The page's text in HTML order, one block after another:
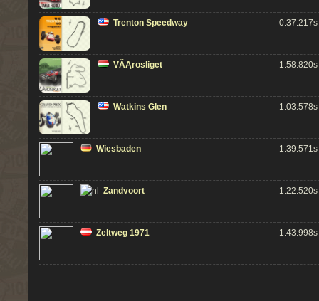
Trenton Speedway 0:37.217s
VĂĄrosliget 1:58.820s
Watkins Glen 1:03.578s
Wiesbaden 1:39.571s
Zandvoort 1:22.520s
Zeltweg 1971 1:43.998s